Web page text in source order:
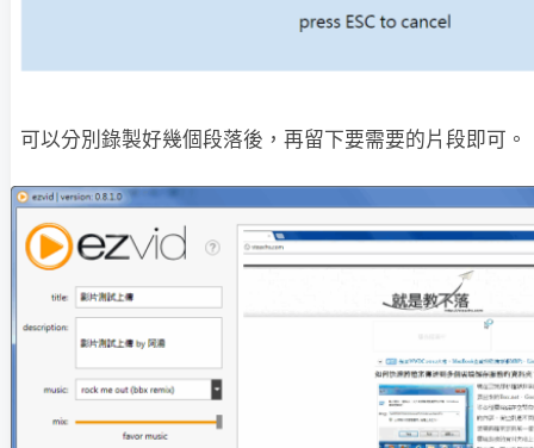
可以分別錄製好幾個段落後，再留下要需要的片段即可。